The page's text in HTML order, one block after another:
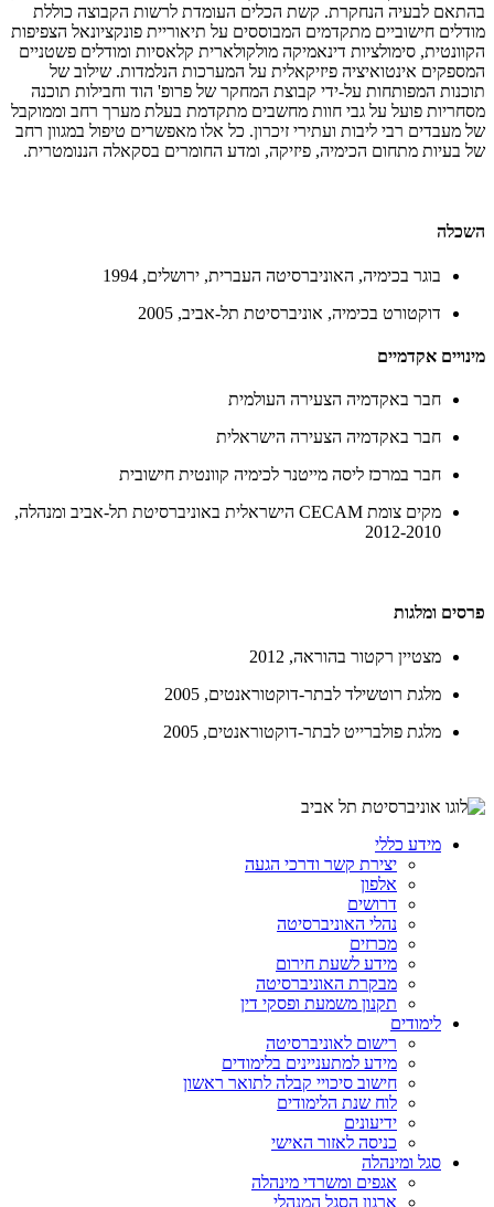
בהתאם לבעיה הנחקרת. קשת הכלים העומדת לרשות הקבוצה כוללת
מודלים חישוביים מתקדמים המבוססים על תיאוריית פונקציונאל הצפיפות
הקוונטית, סימולציות דינאמיקה מולקולארית קלאסיות ומודלים פשטניים
המספקים אינטואיציה פיזיקאלית על המערכות הנלמדות. שילוב של
תוכנות המפותחות על-ידי קבוצת המחקר של פרופ' הוד וחבילות תוכנה
מסחריות פועל על גבי חוות מחשבים מתקדמת בעלת מערך רחב וממוקבל
של מעבדים רבי ליבות ועתירי זיכרון. כל אלו מאפשרים טיפול במגוון רחב
של בעיות מתחום הכימיה, פיזיקה, ומדע החומרים בסקאלה הננומטרית.
השכלה
בוגר בכימיה, האוניברסיטה העברית, ירושלים, 1994
דוקטורט בכימיה, אוניברסיטת תל-אביב, 2005
מינויים אקדמיים
חבר באקדמיה הצעירה העולמית
חבר באקדמיה הצעירה הישראלית
חבר במרכז ליסה מייטנר לכימיה קוונטית חישובית
מקים צומת CECAM הישראלית באוניברסיטת תל-אביב ומנהלה,
2012-2010
פרסים ומלגות
מצטיין רקטור בהוראה, 2012
מלגת רוטשילד לבתר-דוקטוראנטים, 2005
מלגת פולברייט לבתר-דוקטוראנטים, 2005
מידע כללי
יצירת קשר ודרכי הגעה
אלפון
דרושים
נהלי האוניברסיטה
מכרזים
מידע לשעת חירום
מבקרת האוניברסיטה
תקנון משמעת ופסקי דין
לימודים
רישום לאוניברסיטה
מידע למתעניינים בלימודים
חישוב סיכויי קבלה לתואר ראשון
לוח שנת הלימודים
ידיעונים
כניסה לאזור האישי
סגל ומינהלה
אגפים ומשרדי מינהלה
ארגון הסגל המנהלי